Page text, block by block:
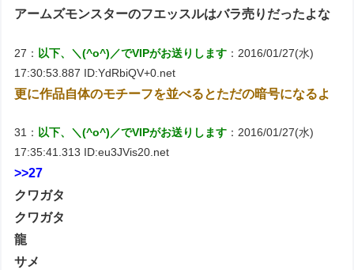
アームズモンスターのフエッスルはバラ売りだったよな
27： 以下、＼(^o^)／でVIPがお送りします ：2016/01/27(水)
17:30:53.887 ID:YdRbiQV+0.net
更に作品自体のモチーフを並べるとただの暗号になるよ
31： 以下、＼(^o^)／でVIPがお送りします ：2016/01/27(水)
17:35:41.313 ID:eu3JVis20.net
>>27
クワガタ
クワガタ
龍
サメ